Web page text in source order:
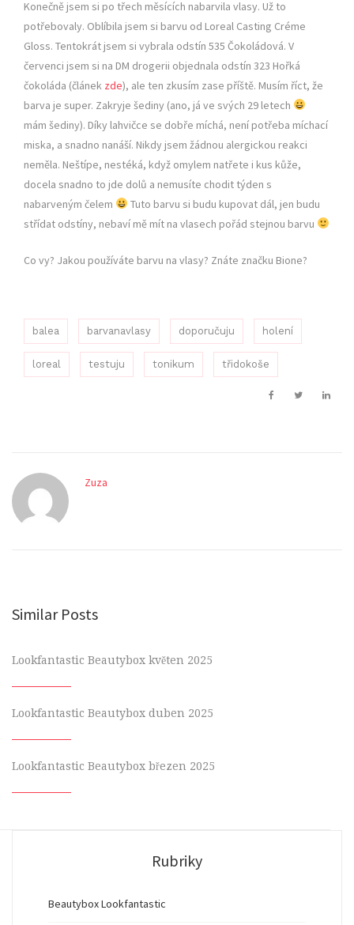
Konečně jsem si po třech měsících nabarvila vlasy. Už to
potřebovaly. Oblíbila jsem si barvu od Loreal Casting Créme
Gloss. Tentokrát jsem si vybrala odstín 535 Čokoládová. V
červenci jsem si na DM drogerii objednala odstín 323 Hořká
čokoláda (článek zde), ale ten zkusím zase příště. Musím říct, že
barva je super. Zakryje šediny (ano, já ve svých 29 letech
mám šediny). Díky lahvičce se dobře míchá, není potřeba míchací
miska, a snadno nanáší. Nikdy jsem žádnou alergickou reakci
neměla. Neštípe, nestéká, když omylem natřete i kus kůže,
docela snadno to jde dolů a nemusíte chodit týden s
nabarveným čelem
Tuto barvu si budu kupovat dál, jen budu
střídat odstíny, nebaví mě mít na vlasech pořád stejnou barvu
Co vy? Jakou používáte barvu na vlasy? Znáte značku Bione?
balea barvanavlasy doporučuju holení
loreal testuju tonikum třidokoše
Zuza
Similar Posts
Lookfantastic Beautybox květen 2025
Lookfantastic Beautybox duben 2025
Lookfantastic Beautybox březen 2025
Rubriky
Beautybox Lookfantastic